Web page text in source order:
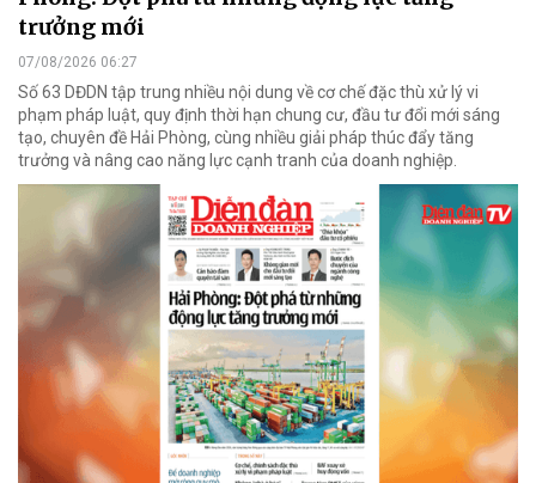
trưởng mới
07/08/2026 06:27
Số 63 DĐDN tập trung nhiều nội dung về cơ chế đặc thù xử lý vi
phạm pháp luật, quy định thời hạn chung cư, đầu tư đổi mới sáng
tạo, chuyên đề Hải Phòng, cùng nhiều giải pháp thúc đẩy tăng
trưởng và nâng cao năng lực cạnh tranh của doanh nghiệp.